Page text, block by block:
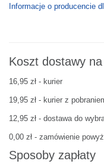
Informacje o producencie
Koszt dostawy
16,95 zł - kurier
19,95 zł - kurier z
12,95 zł - dostawa do
0,00 zł - zamówienie
Sposoby zapłaty